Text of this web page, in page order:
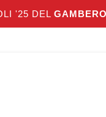
'25 DEL